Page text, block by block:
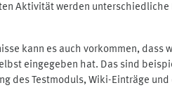
Aktivität werden
kann es auch vorkommen,
eingegeben hat. Das sind
des Testmoduls, Wiki-Einträge